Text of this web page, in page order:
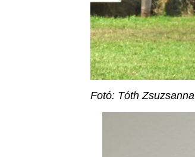
Fotó: Tóth Zsuzsanna